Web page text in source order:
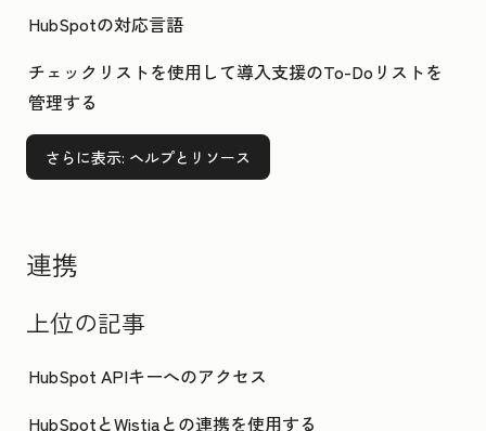
HubSpotの対応言語
チェックリストを使用して導入支援のTo-Doリストを
管理する
さらに表示: ヘルプとリソース
連携
上位の記事
HubSpot APIキーへのアクセス
HubSpotとWistiaとの連携を使用する